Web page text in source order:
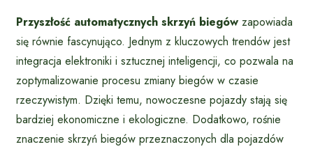
Przyszłość automatycznych skrzyń biegów zapowiada
się równie fascynująco. Jednym z kluczowych trendów jest
integracja elektroniki i sztucznej inteligencji, co pozwala na
zoptymalizowanie procesu zmiany biegów w czasie
rzeczywistym. Dzięki temu, nowoczesne pojazdy stają się
bardziej ekonomiczne i ekologiczne. Dodatkowo, rośnie
znaczenie skrzyń biegów przeznaczonych dla pojazdów